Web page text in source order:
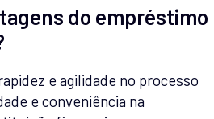
do empréstimo
e agilidade no processo
e conveniência na